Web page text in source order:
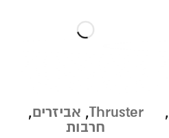
,
Thruster
, אביזרים,
חרבות